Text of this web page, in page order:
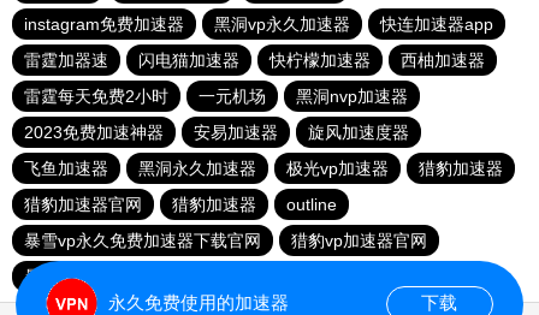
instagram免费加速器
黑洞vp永久加速器
快连加速器app
雷霆加器速
闪电猫加速器 快柠檬加速器
西柚加速器
雷霆每天免费2小时
一元机场
黑洞nvp加速器
2023免费加速神器
安易加速器
旋风加速度器
飞鱼加速器
黑洞永久加速器 极光vp加速器
猎豹加速器
猎豹加速器官网
猎豹加速器
outline
暴雪vp永久免费加速器下载官网
猎豹vp加速器官网
暴雪vp永久免费加速器下载官网
永久免费使用的加速器 下载